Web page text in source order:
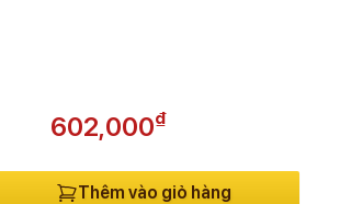
602,000₫
Thêm vào giỏ hàng